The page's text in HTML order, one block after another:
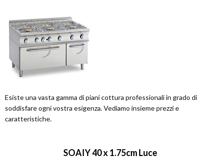
Esiste una vasta gamma di piani cottura professionali in grado di
soddisfare ogni vostra esigenza. Vediamo insieme prezzi e
caratteristiche.
SOAIY 40 x 1.75cm Luce